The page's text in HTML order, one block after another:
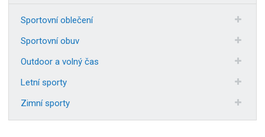
Sportovní oblečení
Sportovní obuv
Outdoor a volný čas
Letní sporty
Zimní sporty